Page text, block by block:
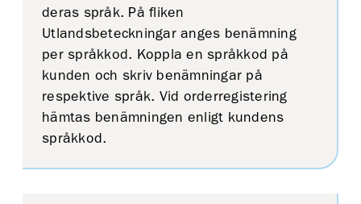
deras språk. På fliken
Utlandsbeteckningar anges benämning
per språkkod. Koppla en språkkod på
kunden och skriv benämningar på
respektive språk. Vid orderregistering
hämtas benämningen enligt kundens
språkkod.